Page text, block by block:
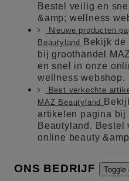
Bestel veilig en
&amp; wellness
Nieuwe producten
Beautyland
Bekijk
bij groothandel
en snel in onze
wellness webshop.
Best verkochte
MAZ Beautyland
artikelen pagina bij
Beautyland.
online beauty
ONS BEDRIJF Toggle